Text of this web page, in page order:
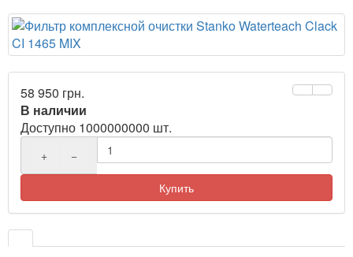
58 950 грн.
В наличии
Доступно 1000000000 шт.
+ −
Купить